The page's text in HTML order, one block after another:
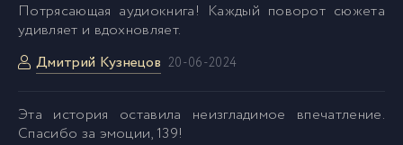
Потрясающая аудиокнига! Каждый поворот сюжета
удивляет и вдохновляет.
Дмитрий Кузнецов 20-06-2024
Эта история оставила неизгладимое впечатление.
Спасибо за эмоции, 139!